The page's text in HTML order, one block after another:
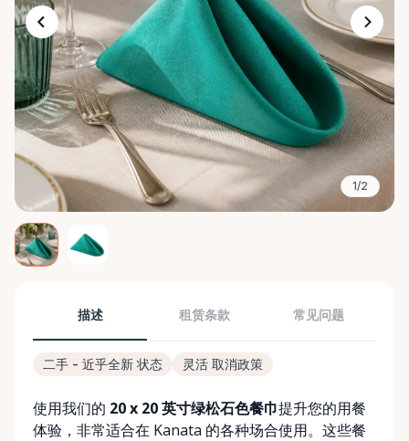
1/2
描述 租赁条款 常见问题
二手 - 近乎全新 状态 灵活 取消政策
使用我们的 20 x 20 英寸绿松石色餐巾提升您的用餐
体验，非常适合在 Kanata 的各种场合使用。这些餐